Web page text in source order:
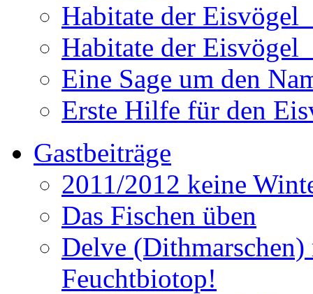
Habitate der
Habitate der
Eine Sage um den
Erste Hilfe für den
Gastbeiträge
2011/2012 keine
Das Fischen üben
Delve
Feuchtbiotop!